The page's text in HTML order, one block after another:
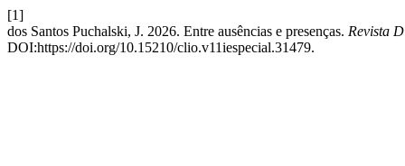
[1]
dos Santos Puchalski, J. 2026. Entre ausências e presenças. Revista
DOI:https://doi.org/10.15210/clio.v11iespecial.31479.